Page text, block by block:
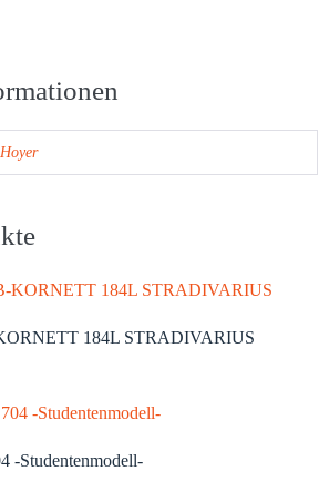
Hoyer
184L STRADIVARIUS
-Studentenmodell-